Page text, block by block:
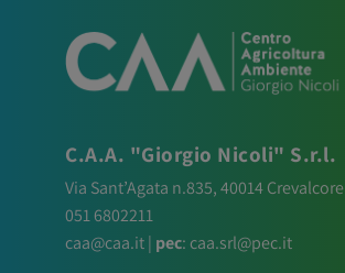
C.A.A. "Giorgio Nicoli" S.r.l.
Via Sant’Agata n.835,40014Crevalcore
051 6802211
caa@caa.it| pec: caa.srl@pec.it